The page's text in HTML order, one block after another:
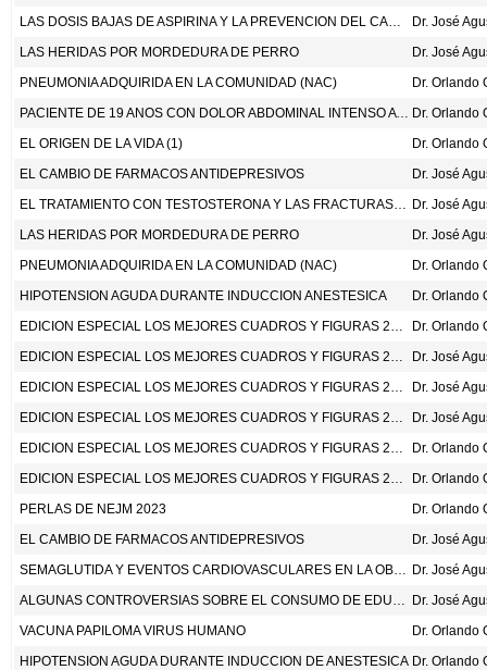
LAS DOSIS BAJAS DE ASPIRINA Y LA PREVENCION DEL CANCER COLORRECTAL: EVIDENCIA DE UNA COHORTE BASADA EN REGISTROS A NIVEL NACIONAL EN NORUEGA. AM J GASTROENTEROL 2024; DOI: 10.14309/AJG.0000000000002695.
Dr. José
LAS HERIDAS POR MORDEDURA DE PERRO
Dr. José
PNEUMONIA ADQUIRIDA EN LA COMUNIDAD (NAC)
PACIENTE DE 19 ANOS CON DOLOR ABDOMINAL INTENSO A REPETICION
EL ORIGEN DE LA VIDA (1)
EL CAMBIO DE FARMACOS ANTIDEPRESIVOS
Dr. José
EL TRATAMIENTO CON TESTOSTERONA Y LAS FRACTURAS EN LOS HOMBRES CON HIPOGONADISMO. N ENG J MED 2024;390:203-11 Dr. José
LAS HERIDAS POR MORDEDURA DE PERRO
Dr. José
PNEUMONIA ADQUIRIDA EN LA COMUNIDAD (NAC)
HIPOTENSION AGUDA DURANTE INDUCCION ANESTESICA
EDICION ESPECIAL LOS MEJORES CUADROS Y FIGURAS 2022 – 2023
EDICION ESPECIAL LOS MEJORES CUADROS Y FIGURAS 2022 – 2023
Dr. José
EDICION ESPECIAL LOS MEJORES CUADROS Y FIGURAS 2022 – 2023
Dr. José
EDICION ESPECIAL LOS MEJORES CUADROS Y FIGURAS 2022 – 2023
Dr. José
EDICION ESPECIAL LOS MEJORES CUADROS Y FIGURAS 2022 – 2023
EDICION ESPECIAL LOS MEJORES CUADROS Y FIGURAS 2022 – 2023
PERLAS DE NEJM 2023
EL CAMBIO DE FARMACOS ANTIDEPRESIVOS
Dr. José
SEMAGLUTIDA Y EVENTOS CARDIOVASCULARES EN LA OBESIDAD SIN DIABETES. N ENG J MED 2023; DOI: 10.1056/NEJMOA2307563. Dr. José
ALGUNAS CONTROVERSIAS SOBRE EL CONSUMO DE EDULCORANTES ARTIFICIALES NO CALORICOS Y EL RIESGO CARDIOVASCULAR
Dr. José
VACUNA PAPILOMA VIRUS HUMANO
HIPOTENSION AGUDA DURANTE INDUCCION DE ANESTESICA